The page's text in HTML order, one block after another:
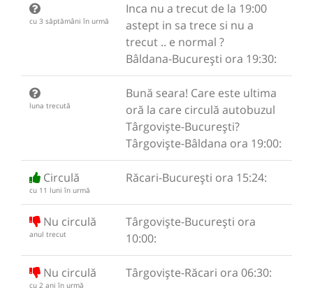
cu 3 săptămâni în urmă
Inca nu a trecut de la 19:00
astept in sa trece si nu a
trecut .. e normal ?
Bâldana-București ora 19:30:
luna trecută
Bună seara! Care este ultima
oră la care circulă autobuzul
Târgoviște-București?
Târgoviște-Bâldana ora 19:00:
Circulă
cu 11 luni în urmă
Răcari-București ora 15:24:
Nu circulă
anul trecut
Târgoviște-București ora
10:00:
Nu circulă
cu 2 ani în urmă
Târgoviște-Răcari ora 06:30: